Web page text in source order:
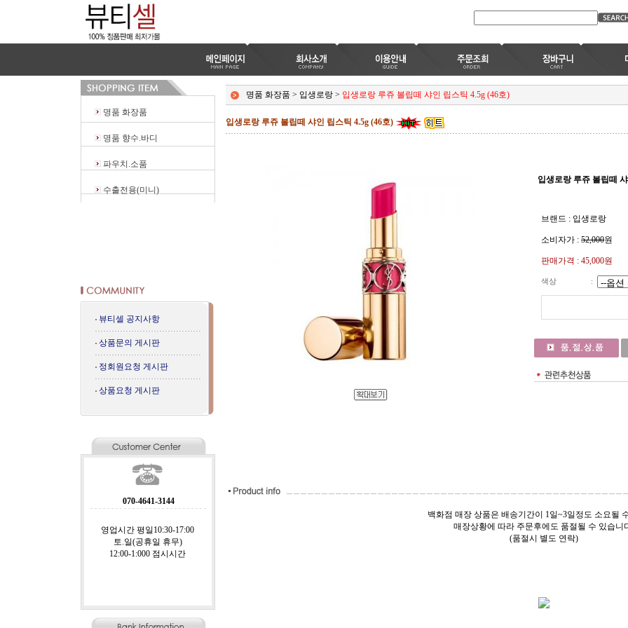
명품 화장품
명품 향수.바디
파우치.소품
수출전용(미니)
뷰티셀 공지사항
상품문의 게시판
정회원요청 게시판
상품요청 게시판
070-4641-3144
영업시간 평일10:30-17:00
토.일(공휴일 휴무)
12:00-1:000 점시시간
명품 화장품 > 입생로랑 > 입생로랑 루쥬 볼립떼 샤인 립스틱 4.5g (46호)
입생로랑 루쥬 볼립떼 샤인 립스틱 4.5g (46호)
입생로랑 루쥬 볼립떼
브랜드 : 입생로랑
소비자가 : 52,000원
판매가격 : 45,000원
색상 :
백화점 매장 상품은 배송기간이 1일~3일정도 소요될
매장상황에 따라 주문후에도 품절될 수 있습니
(품절시 별도 연락)